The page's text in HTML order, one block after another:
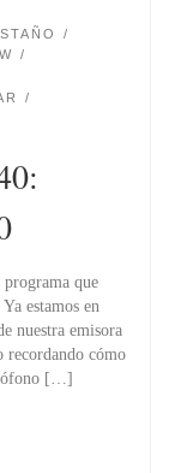
que
estamos en
nuestra emisora
cómo
[…]